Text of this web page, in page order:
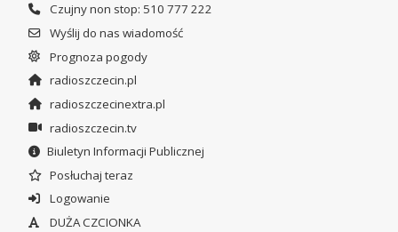
Czujny non stop: 510 777 222
Wyślij do nas wiadomość
Prognoza pogody
radioszczecin.pl
radioszczecinextra.pl
radioszczecin.tv
Biuletyn Informacji Publicznej
Posłuchaj teraz
Logowanie
DUŻA CZCIONKA